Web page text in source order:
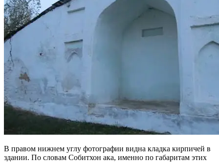
В правом нижнем углу фотографии видна кладка кирпичей в
здании. По словам Собитхон ака, именно по габаритам этих